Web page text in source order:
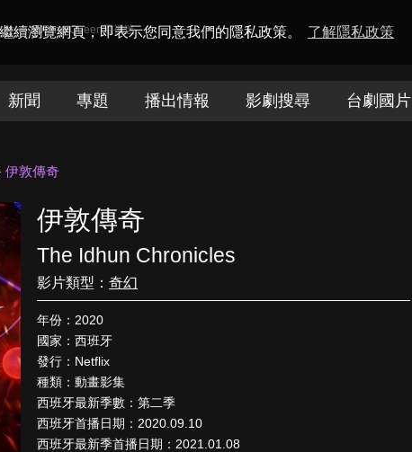
續瀏覽網頁，即表示您同意我們的隱私政策。 了解隱私政策
toDramaQueen電視迷
新聞 專題 播出情報 影劇搜尋 台劇國片
伊敦傳奇
伊敦傳奇
The Idhun Chronicles
影片類型： 奇幻
年份：2020
國家：西班牙
發行：Netflix
種類：動畫影集
西班牙最新季數：第二季
西班牙首播日期：2020.09.10
西班牙最新季首播日期：2021.01.08